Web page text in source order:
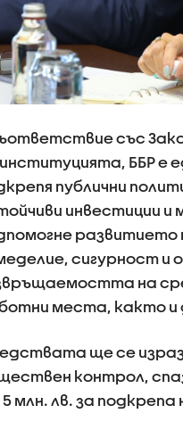
със
ББР е
публични
инвестиции и
развитието
сигурност и
на
места, както и
ще се
контрол,
млн. лв. за